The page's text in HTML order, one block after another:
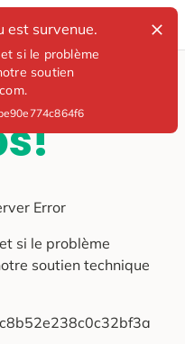
est survenue.
si le problème
soutien
Error
si le problème
soutien technique